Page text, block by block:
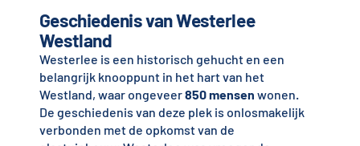
Geschiedenis van Westerlee
Westland
Westerlee is een historisch gehucht en een
belangrijk knooppunt in het hart van het
Westland, waar ongeveer850 mensen wonen.
De geschiedenis van deze plek is onlosmakelijk
verbonden met de opkomst van de